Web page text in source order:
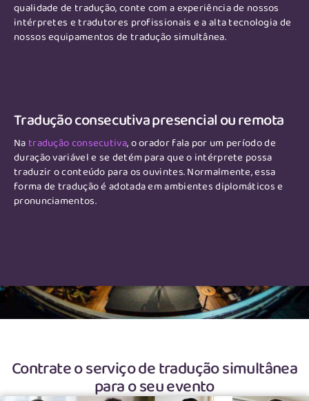
qualidade de tradução, conte com a experiência de nossos
intérpretes e tradutores profissionais e a alta tecnologia de
nossos equipamentos de tradução simultânea.
Tradução consecutiva presencial ou remota
Na tradução consecutiva, o orador fala por um período de
duração variável e se detém para que o intérprete possa
traduzir o conteúdo para os ouvintes. Normalmente, essa
forma de tradução é adotada em ambientes diplomáticos e
pronunciamentos.
Contrate o serviço de tradução simultânea
para o seu evento